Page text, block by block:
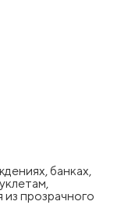
банках,
прозрачного